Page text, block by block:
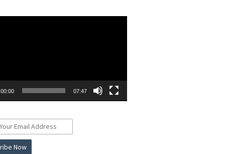
00:00 07:47